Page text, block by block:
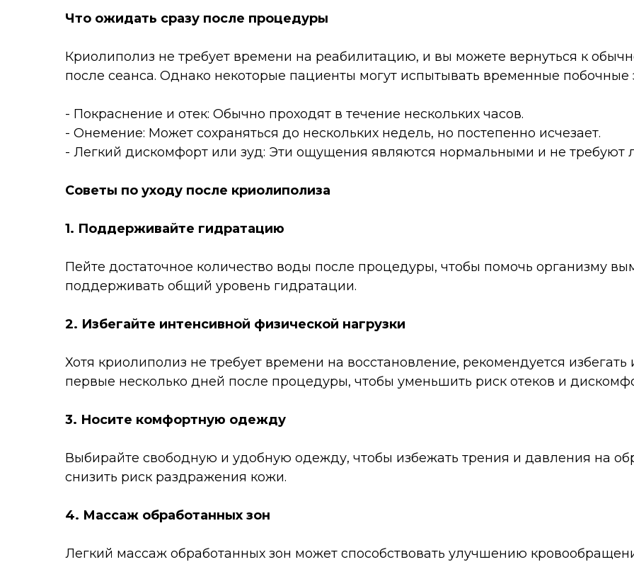
Что ожидать сразу после процедуры
Криолиполиз не требует времени на реабилитацию, и вы можете вернуться к
после сеанса. Однако некоторые пациенты могут испытывать временные побочные
- Покраснение и отек: Обычно проходят в течение нескольких часов.
- Онемение: Может сохраняться до нескольких недель, но постепенно исчезает.
- Легкий дискомфорт или зуд: Эти ощущения являются нормальными и не требуют
Советы по уходу после криолиполиза
1. Поддерживайте гидратацию
Пейте достаточное количество воды после процедуры, чтобы помочь организму
поддерживать общий уровень гидратации.
2. Избегайте интенсивной физической нагрузки
Хотя криолиполиз не требует времени на восстановление, рекомендуется
первые несколько дней после процедуры, чтобы уменьшить риск отеков и
3. Носите комфортную одежду
Выбирайте свободную и удобную одежду, чтобы избежать трения и давления на
снизить риск раздражения кожи.
4. Массаж обработанных зон
Легкий массаж обработанных зон может способствовать улучшению